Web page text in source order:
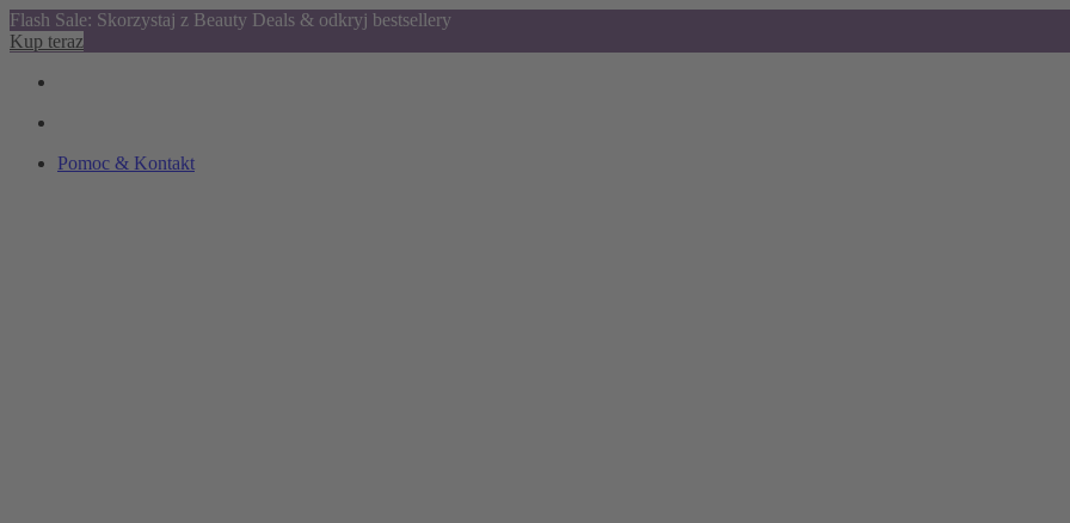
Flash Sale: Skorzystaj z Beauty Deals & odkryj bestsellery
Kup teraz
Pomoc & Kontakt